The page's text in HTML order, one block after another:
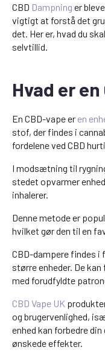
CBD Dampning er
vigtigt at forstå det
det. Her er, hvad du
selvtillid.
Hvad er
En CBD-vape er en
stof, der findes i
fordelene ved CBD
I modsætning til
stedet opvarmer
inhalerer.
Denne metode er
hvilket gør den til en
CBD-dampere findes i
større enheder. De
med forudfyldte
CBD Vape UK
og brugervenlighed,
enhed kan forbedre
ønskede effekter.